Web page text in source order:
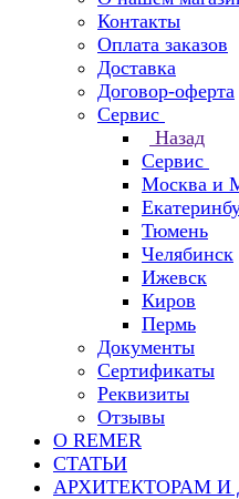
Контакты
Оплата заказов
Доставка
Договор-оферта
Сервис
Назад
Сервис
Москва и
Тюмень
Челябинск
Ижевск
Киров
Пермь
Документы
Сертификаты
Реквизиты
Отзывы
О REMER
СТАТЬИ
АРХИТЕКТОРАМ И